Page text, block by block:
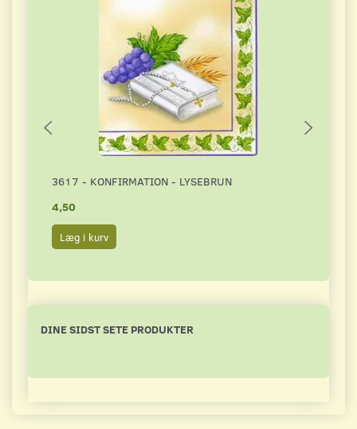
3617 - KONFIRMATION - LYSEBRUN
4,50
Læg i kurv
DINE SIDST SETE PRODUKTER